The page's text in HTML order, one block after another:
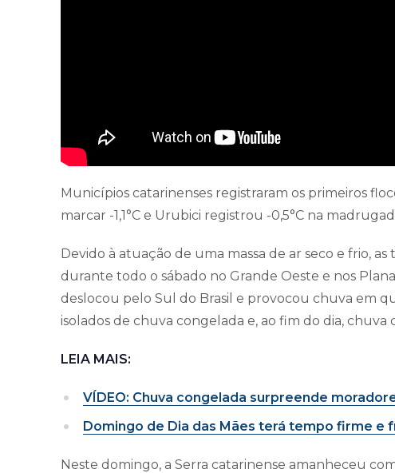
Municípios catarinenses registraram os primeiros
marcar -1,1°C e Urubici registrou -0,5°C na
Devido à atuação de uma massa de ar seco e frio,
durante todo o sábado no Grande Oeste e nos
deslocou pelo Sul do Brasil e provocou chuva em
isolados de chuva congelada e, ao fim do dia,
LEIA MAIS:
VÍDEO: Chuva congelada surpreende
Domingo de Dia das Mães terá tempo firme e
Neste domingo, a Serra catarinense amanheceu